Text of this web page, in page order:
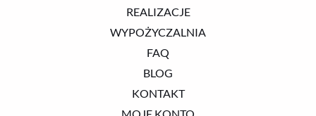
REALIZACJE
WYPOŻYCZALNIA
FAQ
BLOG
KONTAKT